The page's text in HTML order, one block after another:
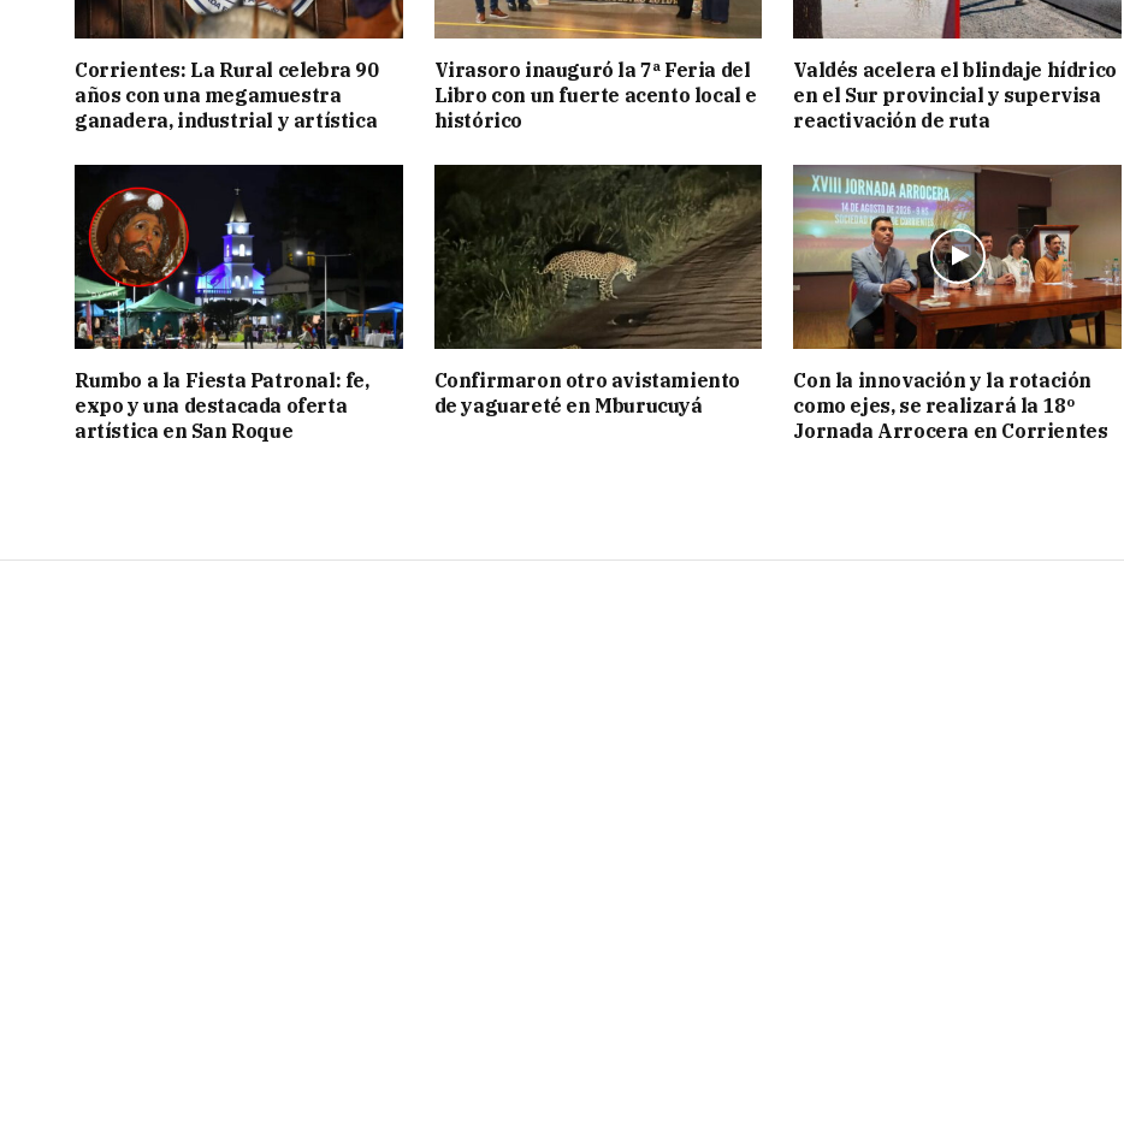
Corrientes: La Rural celebra 90
años con una megamuestra
ganadera, industrial y artística
Virasoro inauguró la 7ª Feria del
Libro con un fuerte acento local e
histórico
Valdés acelera el blindaje hídrico
en el Sur provincial y supervisa
reactivación de ruta
Rumbo a la Fiesta Patronal: fe,
expo y una destacada oferta
artística en San Roque
Confirmaron otro avistamiento
de yaguareté en Mburucuyá
Con la innovación y la rotación
como ejes, se realizará la 18º
Jornada Arrocera en Corrientes